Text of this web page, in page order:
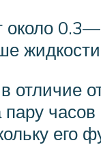
около
жидкости
отличие
часов
его